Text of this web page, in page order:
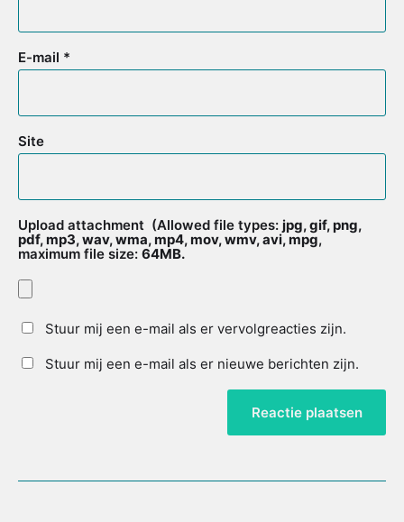
E-mail *
Site
Upload attachment (Allowed file types: jpg, gif, png,
pdf, mp3, wav, wma, mp4, mov, wmv, avi, mpg,
maximum file size: 64MB.
Stuur mij een e-mail als er vervolgreacties zijn.
Stuur mij een e-mail als er nieuwe berichten zijn.